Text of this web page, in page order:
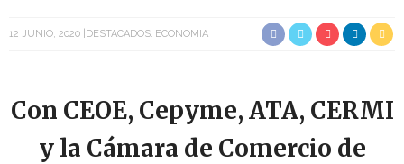
12 JUNIO, 2020 DESTACADOS ECONOMIA
Con CEOE, Cepyme, ATA, CERMI
y la Cámara de Comercio de